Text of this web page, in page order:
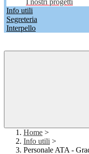
I nostri progetti
Info utili
Segreteria
Interpello
Home >
Info utili >
Personale ATA -